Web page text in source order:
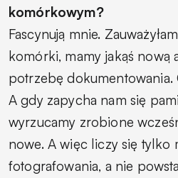
komórkowym?
Fascynują mnie.
komórki, mamy jakąś nową
potrzebę
A gdy zapycha nam się
wyrzucamy zrobione
nowe. A więc liczy się tylko
fotografowania, a nie